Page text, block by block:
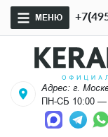
МЕНЮ
Адрес: г.
ПН-СБ 10:00 —